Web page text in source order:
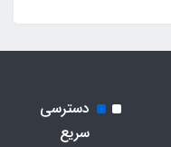
دسترسی
سریع